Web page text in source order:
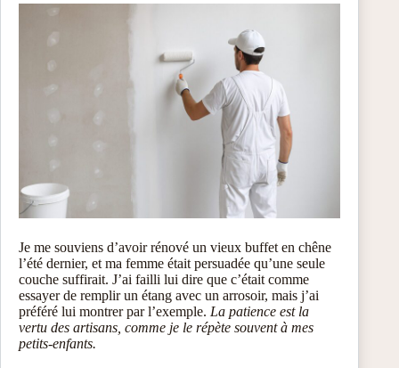
Je me souviens d’avoir rénové un vieux buffet en chêne
l’été dernier, et ma femme était persuadée qu’une seule
couche suffirait. J’ai failli lui dire que c’était comme
essayer de remplir un étang avec un arrosoir, mais j’ai
préféré lui montrer par l’exemple. La patience est la
vertu des artisans, comme je le répète souvent à mes
petits-enfants.